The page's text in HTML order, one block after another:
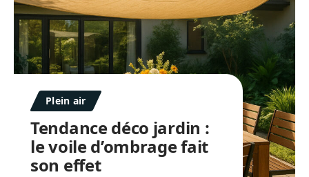
Plein air
Tendance déco jardin :
le voile d’ombrage fait
son effet